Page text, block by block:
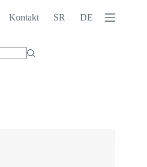
Kontakt SR DE